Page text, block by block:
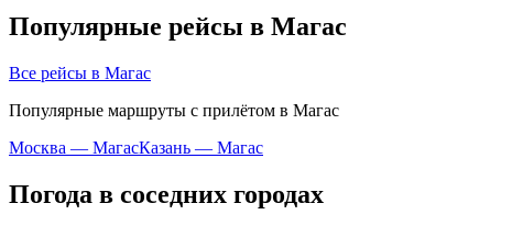
Популярные рейсы в Магас
Все рейсы в Магас
Популярные маршруты с прилётом в Магас
Москва — МагасКазань — Магас
Погода в соседних городах